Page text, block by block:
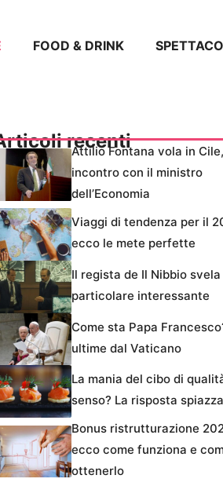
FOOD & DRINK
recenti
Attilio Fontana vola in Cile,
incontro con il ministro
dell’Economia
Viaggi di tendenza per il
ecco le mete perfette
Il regista de Il Nibbio svela
particolare interessante
Come sta Papa
ultime dal Vaticano
La mania del cibo di
senso? La risposta spiazza
Bonus ristrutturazione
ecco come funziona e
ottenerlo